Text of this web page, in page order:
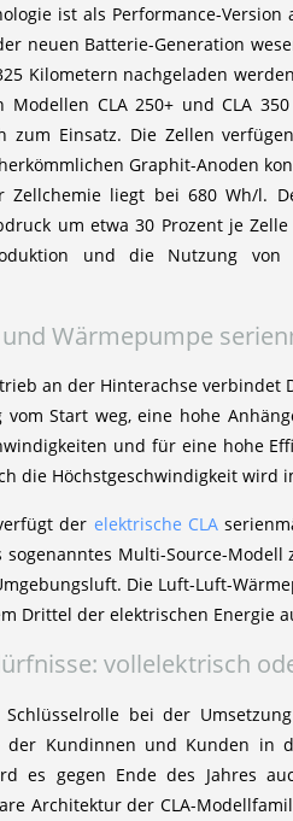
ist als Performance-
neuen Batterie-Generation
Kilometern nachgeladen
CLA 250+ und CLA
zum Einsatz. Die Zellen
Graphit-Anoden
Zellchemie liegt bei 680 Wh/l.
um etwa 30 Prozent je
und die Nutzung
Wärmepumpe
an der Hinterachse
vom Start weg, eine hohe
und für eine hohe
die Höchstgeschwindigkeit wird
der elektrische CLA
Multi-Source-
Die Luft-Luft-
Drittel der elektrischen
vollelektrisch
bei der
der Kundinnen und Kunden in
es gegen Ende des Jahres
Architektur der CLA-